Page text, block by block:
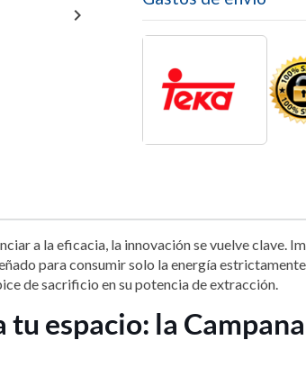

a la eficacia, la innovación se vuelve clave.
para consumir solo la energía
de sacrificio en su potencia de extracción.
espacio: la